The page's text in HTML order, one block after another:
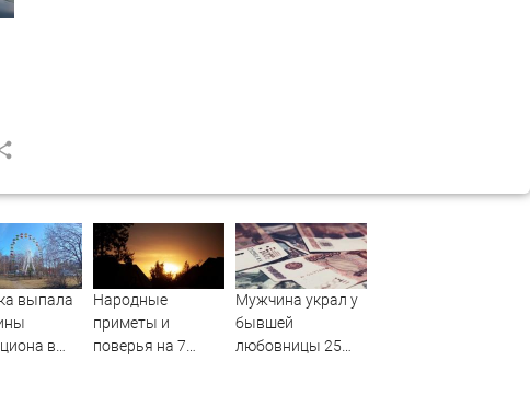
выпала
в
Народные
приметы и
поверья на 7
Мужчина украл у
бывшей
любовницы 25